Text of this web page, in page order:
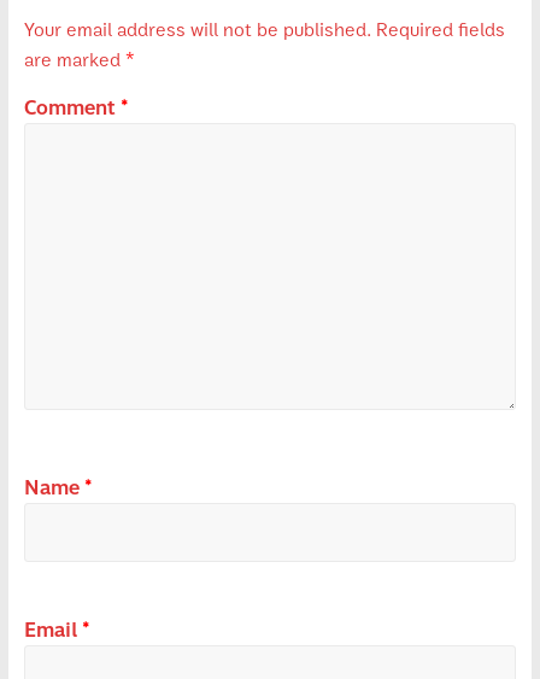
Your email address will not be published. Required fields
are marked *
Comment *
Name *
Email *